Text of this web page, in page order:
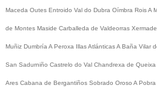
Maceda Outes Entroido Val do Dubra Oímbra RoisA
de Montes Maside Carballeda de Valdeorras Xermade
Muñiz Dumbría A Peroxa Illas AtlánticasA Baña Vilar
San Sadurniño Castrelo do Val Chandrexa de Queixa
Ares Cabana de Bergantiños Sobrado Oroso A